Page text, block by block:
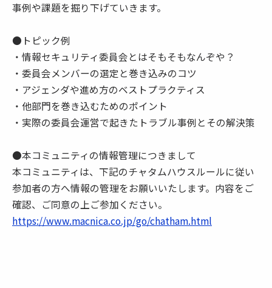
事例や課題を掘り下げていきます。
●トピック例
・情報セキュリティ委員会とはそもそもなんぞや？
・委員会メンバーの選定と巻き込みのコツ
・アジェンダや進め方のベストプラクティス
・他部門を巻き込むためのポイント
・実際の委員会運営で起きたトラブル事例とその解決策
●本コミュニティの情報管理につきまして
本コミュニティは、下記のチャタムハウスルールに従い
参加者の方へ情報の管理をお願いいたします。内容をご
確認、ご同意の上ご参加ください。
https://www.macnica.co.jp/go/chatham.html